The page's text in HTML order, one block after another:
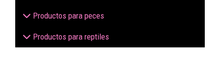
Productos para peces
Productos para reptiles